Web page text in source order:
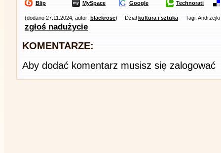
Blip MySpace Google Technorati
(dodano 27.11.2024, autor: blackrose) Działkultura i sztuka Tagi:
zgłoś nadużycie
KOMENTARZE:
Aby dodać komentarz musisz się zalogować